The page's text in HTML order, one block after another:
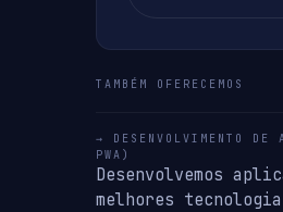
TAMBÉM OFERECEMOS
→ DESENVOLVIMENTO
PWA)
Desenvolvemos
melhores